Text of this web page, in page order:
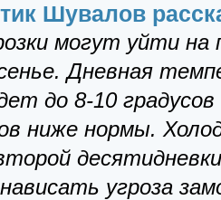
Шувалов
могут уйти на
Дневная
до 8-10
ниже нормы.
угроза